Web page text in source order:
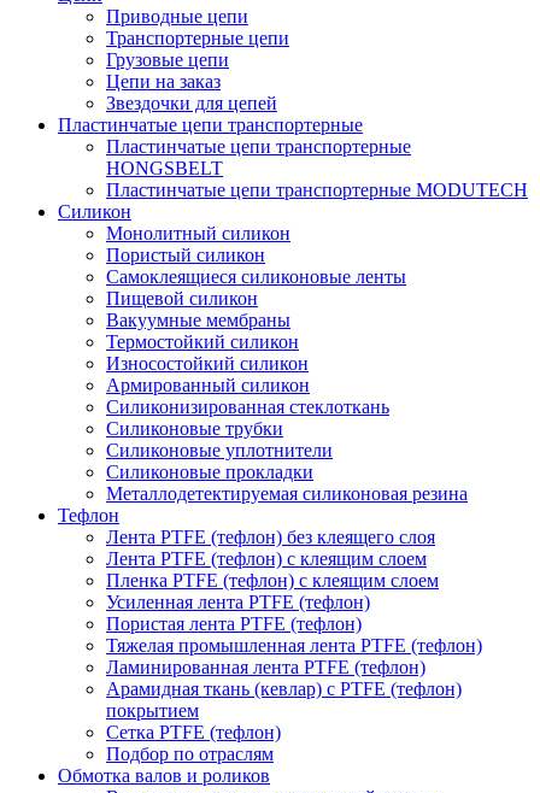
Приводные цепи
Транспортерные цепи
Грузовые цепи
Цепи на заказ
Звездочки для цепей
Пластинчатые цепи транспортерные
Пластинчатые цепи транспортерные
HONGSBELT
Пластинчатые цепи транспортерные MODUTECH
Силикон
Монолитный силикон
Пористый силикон
Самоклеящиеся силиконовые ленты
Пищевой силикон
Вакуумные мембраны
Термостойкий силикон
Износостойкий силикон
Армированный силикон
Силиконизированная стеклоткань
Силиконовые трубки
Силиконовые уплотнители
Силиконовые прокладки
Металлодетектируемая силиконовая резина
Тефлон
Лента PTFE (тефлон) без клеящего слоя
Лента PTFE (тефлон) с клеящим слоем
Пленка PTFE (тефлон) с клеящим слоем
Усиленная лента PTFE (тефлон)
Пористая лента PTFE (тефлон)
Тяжелая промышленная лента PTFE (тефлон)
Ламинированная лента PTFE (тефлон)
Арамидная ткань (кевлар) с PTFE (тефлон)
покрытием
Сетка PTFE (тефлон)
Подбор по отраслям
Обмотка валов и роликов